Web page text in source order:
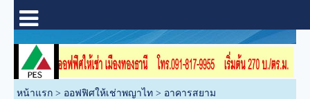
หน้าแรก > ออฟฟิศให้เช่าพญาไท > อาคารสยาม